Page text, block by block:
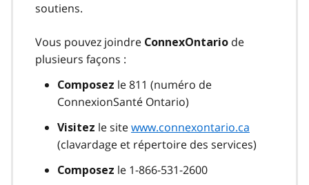
soutiens.
Vous pouvez joindre ConnexOntario de
plusieurs façons :
Composez le 811 (numéro de
ConnexionSanté Ontario)
Visitez le sitewww.connexontario.ca
(clavardage et répertoire des services)
Composez le 1-866-531-2600